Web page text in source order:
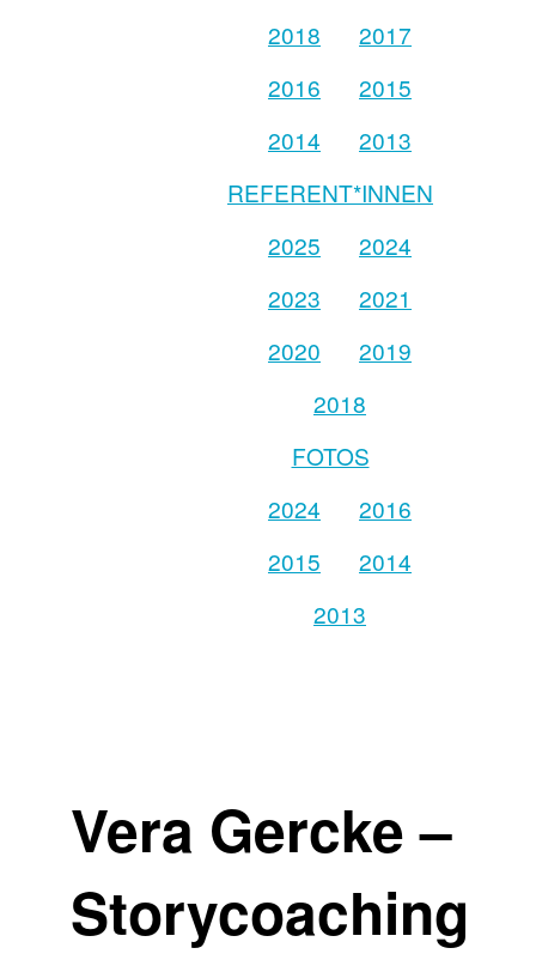
2018
2017
2016
2015
2014
2013
REFERENT*INNEN
2025
2024
2023
2021
2020
2019
2018
FOTOS
2024
2016
2015
2014
2013
Vera Gercke –
Storycoaching